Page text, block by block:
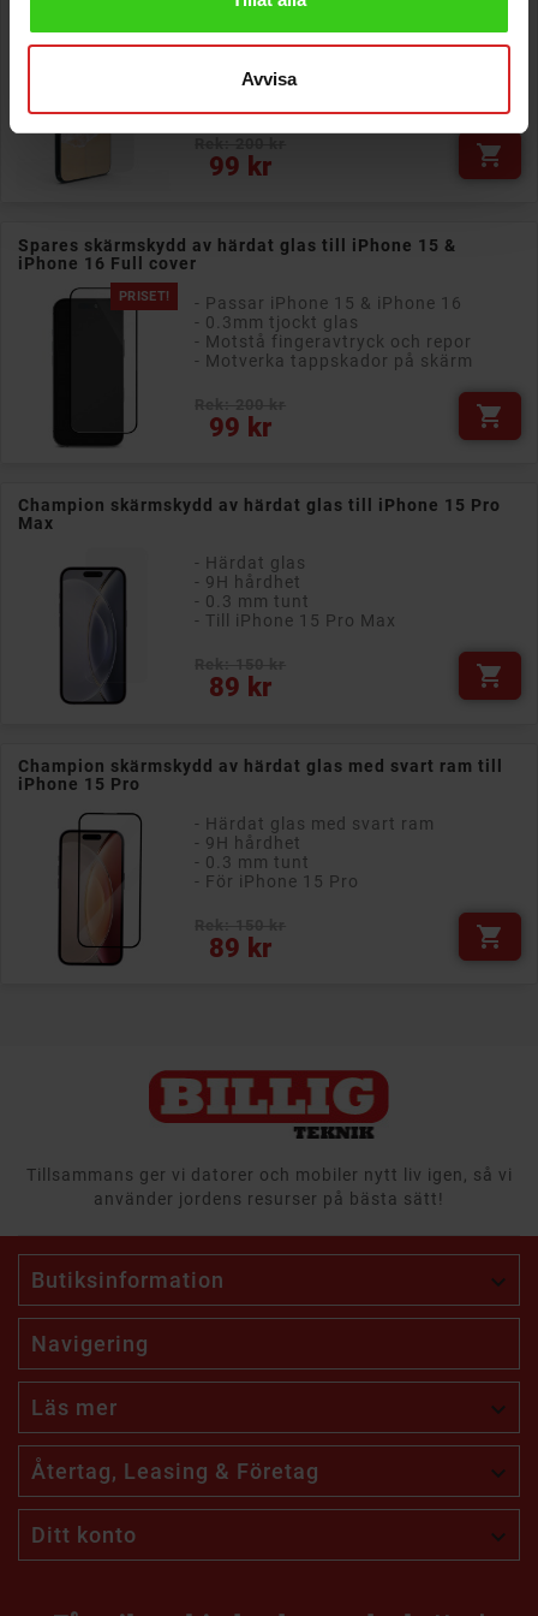
Avvisa
PRISET!
- Passar iPhone 15 Pro Max
- Motstå fingeravtryck och repor
99 kr
Pris 
Spares skärmskydd av härdat glas till iPhone 15 &
iPhone 16 Full cover
PRISET!
- Passar iPhone 15 & iPhone 16
- 0.3mm tjockt glas
- Motstå fingeravtryck och repor
- Motverka tappskador på skärm
99 kr
Pris 
Champion skärmskydd av härdat glas till iPhone 15 Pro
Max
- Härdat glas
- 9H hårdhet
- 0.3 mm tunt
- Till iPhone 15 Pro Max
89 kr
Pris 
Champion skärmskydd av härdat glas med svart ram till
iPhone 15 Pro
- Härdat glas med svart ram
- 9H hårdhet
- 0.3 mm tunt
- För iPhone 15 Pro
89 kr
Pris 
Tillsammans ger vi datorer och mobiler nytt liv igen, så vi
använder jordens resurser på bästa sätt!
Butiksinformation 
Navigering
Läs mer 
Återtag, Leasing & Företag 
Ditt konto 